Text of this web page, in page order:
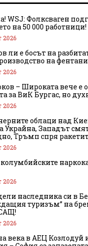
WSJ: Фолксваген
на 50 000 работници!
2026
ли е босът на
на
2026
– Широката вече е
за ВиК Бургас, но
2026
облаци над
Украйна, Западът
Тръмп спря
2026
2026
наследника си в
туризъм” на
2026
века в АЕЦ Козлодуй